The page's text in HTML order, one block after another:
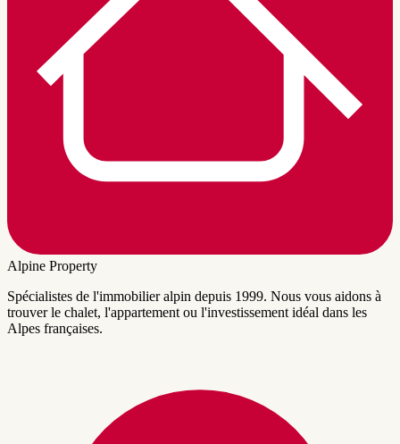
Alpine Property
Spécialistes de l'immobilier alpin depuis 1999. Nous vous aidons à
trouver le chalet, l'appartement ou l'investissement idéal dans les
Alpes françaises.